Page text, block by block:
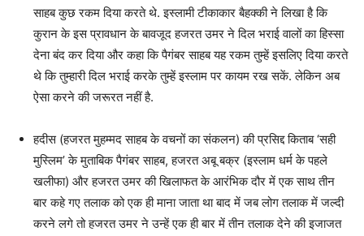
साहब कुछ रकम दिया करते थे. इस्लामी टीकाकार बैहक्की ने लिखा है कि
कुरान के इस प्रावधान के बावजूद हजरत उमर ने दिल भराई वालों का हिस्सा
देना बंद कर दिया और कहा कि पैगंबर साहब यह रकम तुम्हें इसलिए दिया करते
थे कि तुम्हारी दिल भराई करके तुम्हें इस्लाम पर कायम रख सकें. लेकिन अब
ऐसा करने की जरूरत नहीं है.
हदीस (हजरत मुहम्मद साहब के वचनों का संकलन) की प्रसिद्द किताब ‘सही
मुस्लिम’ के मुताबिक पैगंबर साहब, हजरत अबू बक्र (इस्लाम धर्म के पहले
खलीफा) और हजरत उमर की खिलाफत के आरंभिक दौर में एक साथ तीन
बार कहे गए तलाक को एक ही माना जाता था बाद में जब लोग तलाक में जल्दी
करने लगे तो हजरत उमर ने उन्हें एक ही बार में तीन तलाक देने की इजाजत